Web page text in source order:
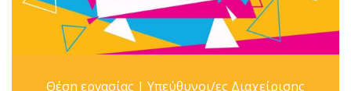
Θέση εργασίας | Υπεύθυνοι/ες Διαχείρισης